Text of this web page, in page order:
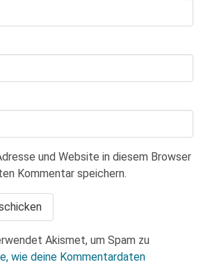
und Website in diesem Browser
Kommentar speichern.
Akismet, um Spam zu
wie deine Kommentardaten